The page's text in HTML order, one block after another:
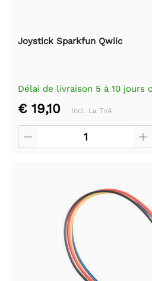
Joystick Sparkfun Qwiic
Délai de livraison 5 à 10 jours
€ 19,10 Incl. La TVA